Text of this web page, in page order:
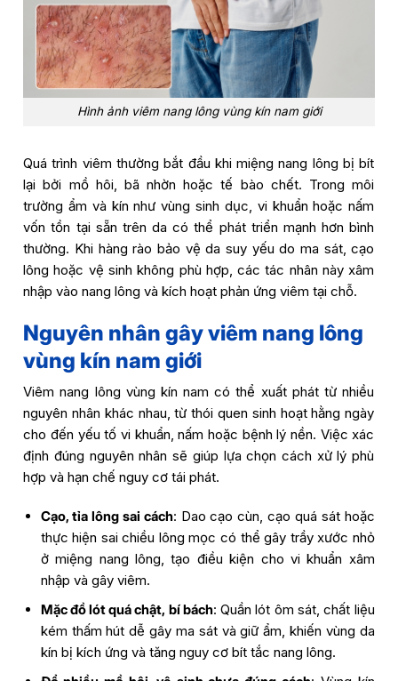
Hình ảnh viêm nang lông vùng kín nam giới
Quá trình viêm thường bắt đầu khi miệng nang lông bị bít
lại bởi mồ hôi, bã nhờn hoặc tế bào chết. Trong môi
trường ẩm và kín như vùng sinh dục, vi khuẩn hoặc nấm
vốn tồn tại sẵn trên da có thể phát triển mạnh hơn bình
thường. Khi hàng rào bảo vệ da suy yếu do ma sát, cạo
lông hoặc vệ sinh không phù hợp, các tác nhân này xâm
nhập vào nang lông và kích hoạt phản ứng viêm tại chỗ.
Nguyên nhân gây viêm nang lông
vùng kín nam giới
Viêm nang lông vùng kín nam có thể xuất phát từ nhiều
nguyên nhân khác nhau, từ thói quen sinh hoạt hằng ngày
cho đến yếu tố vi khuẩn, nấm hoặc bệnh lý nền. Việc xác
định đúng nguyên nhân sẽ giúp lựa chọn cách xử lý phù
hợp và hạn chế nguy cơ tái phát.
Cạo, tỉa lông sai cách: Dao cạo cùn, cạo quá sát hoặc
thực hiện sai chiều lông mọc có thể gây trầy xước nhỏ
ở miệng nang lông, tạo điều kiện cho vi khuẩn xâm
nhập và gây viêm.
Mặc đồ lót quá chật, bí bách: Quần lót ôm sát, chất liệu
kém thấm hút dễ gây ma sát và giữ ẩm, khiến vùng da
kín bị kích ứng và tăng nguy cơ bít tắc nang lông.